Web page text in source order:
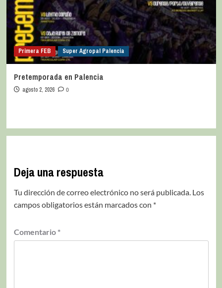
Primera FEB Super Agropal Palencia
Pretemporada en Palencia
agosto 2, 2026 0
Deja una respuesta
Tu dirección de correo electrónico no será publicada. Los
campos obligatorios están marcados con *
Comentario *